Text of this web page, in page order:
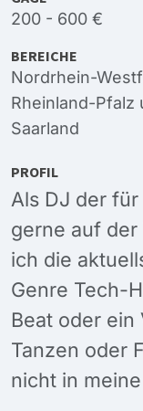
200 - 600 €
BEREICHE
Nordrhein-
Rheinland-Pfalz
Saarland
PROFIL
Als DJ der
gerne auf
ich die
Genre Tech-
Beat oder
Tanzen oder
nicht in